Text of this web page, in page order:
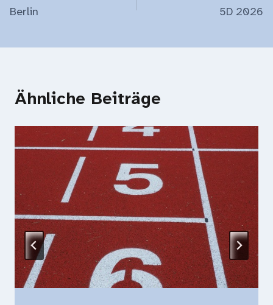
Berlin 5D 2026
Ähnliche Beiträge